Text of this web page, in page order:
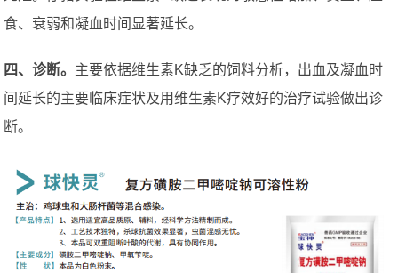
食、衰弱和凝血时间显著延长。
四、诊断。 主要依据维生素K缺乏的饲料分析，出血及凝血时
间延长的主要临床症状及用维生素K疗效好的治疗试验做出诊
断。